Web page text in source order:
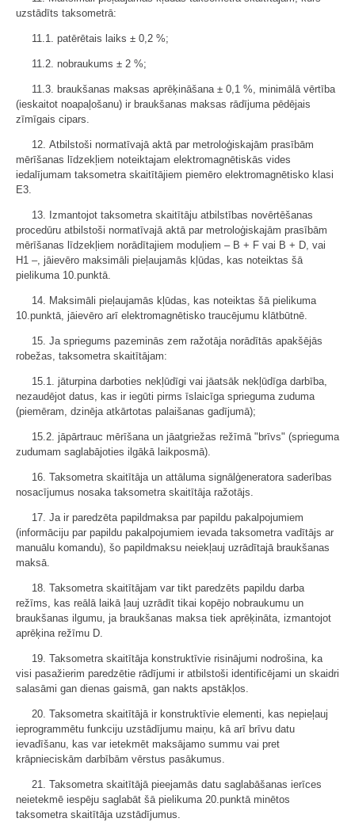
uzstādīts taksometrā:
11.1. patērētais laiks ± 0,2 %;
11.2. nobraukums ± 2 %;
11.3. braukšanas maksas aprēķināšana ± 0,1 %, minimālā vērtība
(ieskaitot noapaļošanu) ir braukšanas maksas rādījuma pēdējais
zīmīgais cipars.
12. Atbilstoši normatīvajā aktā par metroloģiskajām prasībām
mērīšanas līdzekļiem noteiktajam elektromagnētiskās vides
iedalījumam taksometra skaitītājiem piemēro elektromagnētisko klasi
E3.
13. Izmantojot taksometra skaitītāju atbilstības novērtēšanas
procedūru atbilstoši normatīvajā aktā par metroloģiskajām prasībām
mērīšanas līdzekļiem norādītajiem moduļiem – B + F vai B + D, vai
H1 –, jāievēro maksimāli pieļaujamās kļūdas, kas noteiktas šā
pielikuma 10.punktā.
14. Maksimāli pieļaujamās kļūdas, kas noteiktas šā pielikuma
10.punktā, jāievēro arī elektromagnētisko traucējumu klātbūtnē.
15. Ja spriegums pazeminās zem ražotāja norādītās apakšējās
robežas, taksometra skaitītājam:
15.1. jāturpina darboties nekļūdīgi vai jāatsāk nekļūdīga darbība,
nezaudējot datus, kas ir iegūti pirms īslaicīga sprieguma zuduma
(piemēram, dzinēja atkārtotas palaišanas gadījumā);
15.2. jāpārtrauc mērīšana un jāatgriežas režīmā "brīvs" (sprieguma
zudumam saglabājoties ilgākā laikposmā).
16. Taksometra skaitītāja un attāluma signālģeneratora saderības
nosacījumus nosaka taksometra skaitītāja ražotājs.
17. Ja ir paredzēta papildmaksa par papildu pakalpojumiem
(informāciju par papildu pakalpojumiem ievada taksometra vadītājs ar
manuālu komandu), šo papildmaksu neiekļauj uzrādītajā braukšanas
maksā.
18. Taksometra skaitītājam var tikt paredzēts papildu darba
režīms, kas reālā laikā ļauj uzrādīt tikai kopējo nobraukumu un
braukšanas ilgumu, ja braukšanas maksa tiek aprēķināta, izmantojot
aprēķina režīmu D.
19. Taksometra skaitītāja konstruktīvie risinājumi nodrošina, ka
visi pasažierim paredzētie rādījumi ir atbilstoši identificējami un skaidri
salasāmi gan dienas gaismā, gan nakts apstākļos.
20. Taksometra skaitītājā ir konstruktīvie elementi, kas nepieļauj
ieprogrammētu funkciju uzstādījumu maiņu, kā arī brīvu datu
ievadīšanu, kas var ietekmēt maksājamo summu vai pret
krāpnieciskām darbībām vērstus pasākumus.
21. Taksometra skaitītājā pieejamās datu saglabāšanas ierīces
neietekmē iespēju saglabāt šā pielikuma 20.punktā minētos
taksometra skaitītāja uzstādījumus.